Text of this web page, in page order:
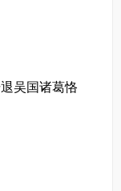
吴国诸葛恪